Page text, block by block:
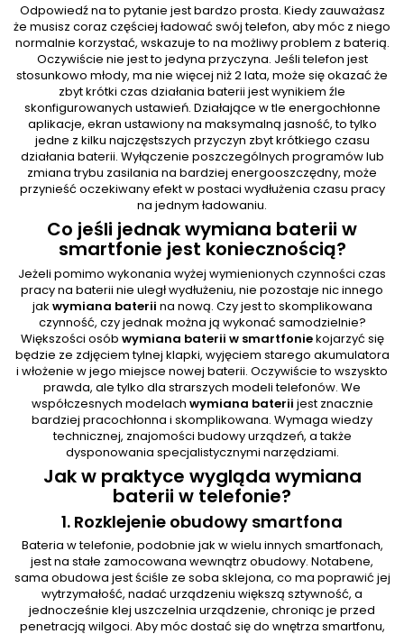
Odpowiedź na to pytanie jest bardzo prosta. Kiedy zauważasz
że musisz coraz częściej ładować swój telefon, aby móc z niego
normalnie korzystać, wskazuje to na możliwy problem z baterią.
Oczywiście nie jest to jedyna przyczyna. Jeśli telefon jest
stosunkowo młody, ma nie więcej niż 2 lata, może się okazać że
zbyt krótki czas działania baterii jest wynikiem źle
skonfigurowanych ustawień. Działające w tle energochłonne
aplikacje, ekran ustawiony na maksymalną jasność, to tylko
jedne z kilku najczęstszych przyczyn zbyt krótkiego czasu
działania baterii. Wyłączenie poszczególnych programów lub
zmiana trybu zasilania na bardziej energooszczędny, może
przynieść oczekiwany efekt w postaci wydłużenia czasu pracy
na jednym ładowaniu.
Co jeśli jednak wymiana baterii w
smartfonie jest koniecznością?
Jeżeli pomimo wykonania wyżej wymienionych czynności czas
pracy na baterii nie uległ wydłużeniu, nie pozostaje nic innego
jak wymiana baterii na nową. Czy jest to skomplikowana
czynność, czy jednak można ją wykonać samodzielnie?
Większości osób wymiana baterii w smartfoniekojarzyć się
będzie ze zdjęciem tylnej klapki, wyjęciem starego akumulatora
i włożenie w jego miejsce nowej baterii. Oczywiście to wszyskto
prawda, ale tylko dla strarszych modeli telefonów. We
współczesnych modelach wymiana baterii jest znacznie
bardziej pracochłonna i skomplikowana. Wymaga wiedzy
technicznej, znajomości budowy urządzeń, a także
dysponowania specjalistycznymi narzędziami.
Jak w praktyce wygląda wymiana
baterii w telefonie?
1. Rozklejenie obudowy smartfona
Bateria w telefonie, podobnie jak w wielu innych smartfonach,
jest na stałe zamocowana wewnątrz obudowy. Notabene,
sama obudowa jest ściśle ze soba sklejona, co ma poprawić jej
wytrzymałość, nadać urządzeniu większą sztywność, a
jednocześnie klej uszczelnia urządzenie, chroniąc je przed
penetracją wilgoci. Aby móc dostać się do wnętrza smartfonu,